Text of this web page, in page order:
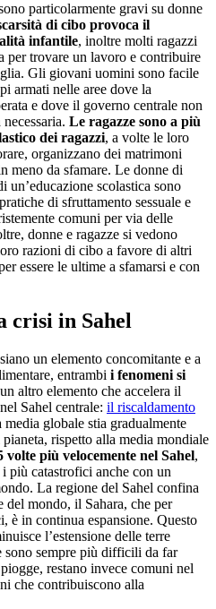
particolarmente gravi su donne
di cibo provoca il
infantile, inoltre molti ragazzi
per trovare un lavoro e contribuire
Gli giovani uomini sono facile
armati nelle aree dove la
e dove il governo centrale non
Le ragazze sono a più
dei ragazzi, a volte le loro
organizzano dei matrimoni
meno da sfamare. Le donne di
un’educazione scolastica sono
di sfruttamento sessuale e
comuni per via delle
donne e ragazze si vedono
razioni di cibo a favore di altri
essere le ultime a sfamarsi e con
crisi in Sahel
un elemento concomitante e a
entrambi i fenomeni si
altro elemento che accelera il
Sahel centrale: il riscaldamento
media globale stia gradualmente
rispetto alla media mondiale
più velocemente nel Sahel,
più catastrofici anche con un
La regione del Sahel confina
del mondo, il Sahara, che per
è in continua espansione. Questo
l’estensione delle terre
sono sempre più difficili da far
restano invece comuni nel
che contribuiscono alla